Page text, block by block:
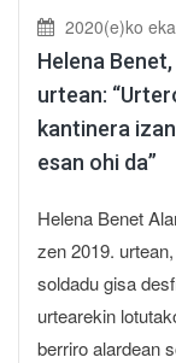
2020(e)ko
Helena
urtean:
kantinera
esan ohi da”
Helena Benet
zen 2019.
soldadu gisa
urtearekin
berriro alardean